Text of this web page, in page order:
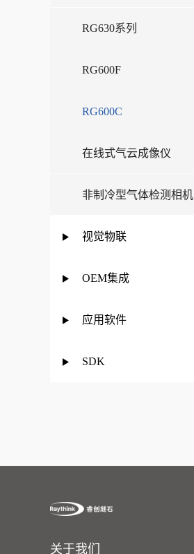
RG630系列
RG600F
RG600C
在线式气云成像仪
非制冷型气体检测相机
视觉物联
OEM集成
应用软件
SDK
关于我们